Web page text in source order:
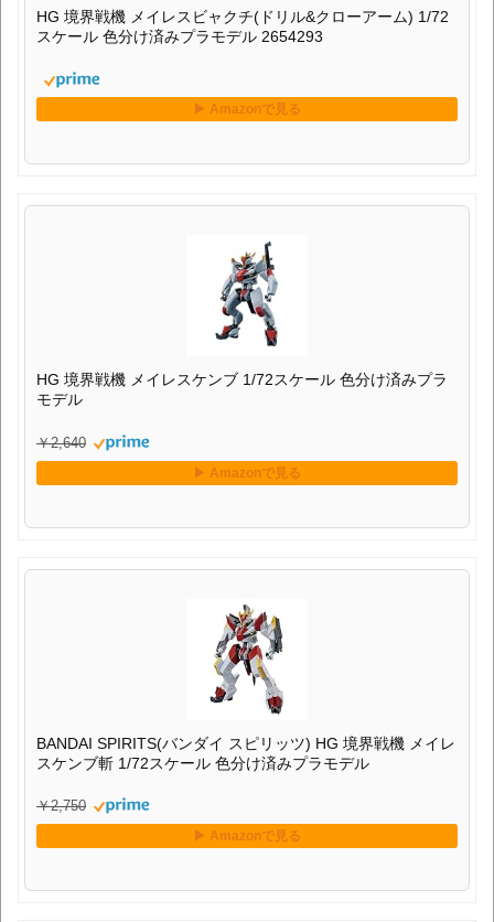
HG 境界戦機 メイレスビャクチ(ドリル&クローアーム) 1/72
スケール 色分け済みプラモデル 2654293
HG 境界戦機 メイレスケンブ 1/72スケール 色分け済みプラ
モデル
￥2,640
BANDAI SPIRITS(バンダイ スピリッツ) HG 境界戦機 メイレ
スケンブ斬 1/72スケール 色分け済みプラモデル
￥2,750